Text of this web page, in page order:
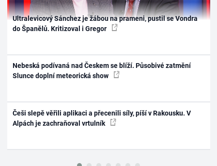
Ultralevicový Sánchez je žábou na prameni, pustil se Vondra
do Španělů. Kritizoval i Gregor
Nebeská podívaná nad Českem se blíží. Působivé zatmění
Slunce doplní meteorická show
Češi slepě věřili aplikaci a přecenili síly, píší v Rakousku. V
Alpách je zachraňoval vrtulník